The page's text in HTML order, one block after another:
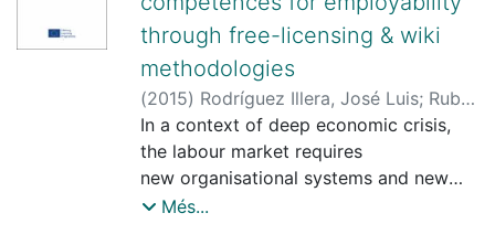
contextos específicos locales que
pueden ser beneficiosos. El proyecto se
centra en la búsqueda del diseño y la
implementación de ecosistemas que
permiten el empoderamiento de la
comunidad inmigrante a través de
actividades geolocalizadas, dispositivos
móviles y redes de aprendizaje social.
through free-licensing & wiki
methodologies
(2015) Rodríguez Illera, José Luis; Rubio
Hurtado, María José ;Molas Castells,
Núria
In a context of deep economic crisis,
the labour market requires
new organisational systems and new
processes. Among others,
Més...